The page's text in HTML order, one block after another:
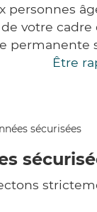
personnes
votre
permanente
Être